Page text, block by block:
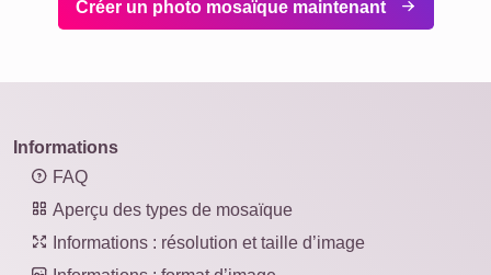
Créer un photo mosaïque maintenant
Informations
FAQ
Aperçu des types de mosaïque
Informations : résolution et taille d’image